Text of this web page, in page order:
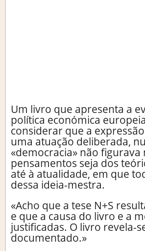
Um livro que apresenta a
política económica
considerar que a
uma atuação deliberada,
«democracia» não
pensamentos seja dos
até à atualidade, em que
dessa ideia-mestra.
«Acho que a tese N+S
e que a causa do livro e a
justificadas. O livro revela-
documentado.»